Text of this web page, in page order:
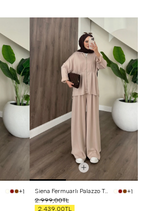
+1
Siena Fermuarlı Palazzo Takım Bej
+1
2.999,00TL
2.439,00TL